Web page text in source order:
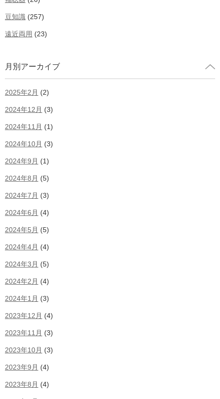
豆知識 (257)
遠近両用 (23)
月別アーカイブ
2025年2月 (2)
2024年12月 (3)
2024年11月 (1)
2024年10月 (3)
2024年9月 (1)
2024年8月 (5)
2024年7月 (3)
2024年6月 (4)
2024年5月 (5)
2024年4月 (4)
2024年3月 (5)
2024年2月 (4)
2024年1月 (3)
2023年12月 (4)
2023年11月 (3)
2023年10月 (3)
2023年9月 (4)
2023年8月 (4)